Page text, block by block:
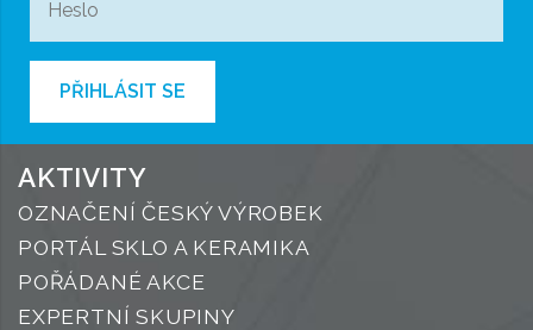
PŘIHLÁSIT SE
AKTIVITY
OZNAČENÍ ČESKÝ VÝROBEK
PORTÁL SKLO A KERAMIKA
POŘÁDANÉ AKCE
EXPERTNÍ SKUPINY